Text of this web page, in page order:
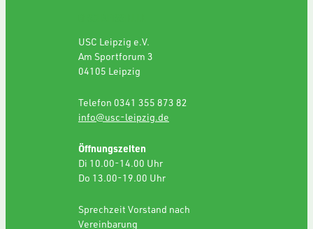
USC Leipzig e.V.
Am Sportforum 3
04105 Leipzig
Telefon 0341 355 873 82
info@usc-leipzig.de
Öffnungszeiten
Di 10.00-14.00 Uhr
Do 13.00-19.00 Uhr
Sprechzeit Vorstand nach
Vereinbarung